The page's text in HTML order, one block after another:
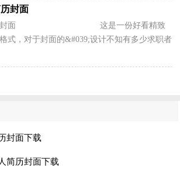
封面
简历封面 这是一份好看精致
式，对于封面的&#039;设计不知有多少求职者
自己的求职呢?封面的设计...
封面下载
简历封面下载